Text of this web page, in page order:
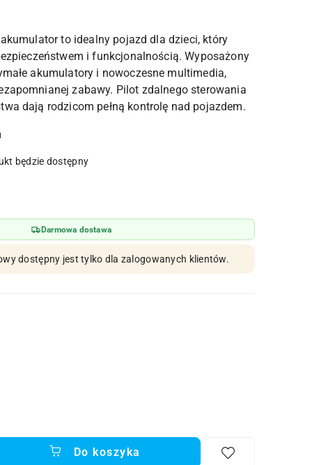
to idealny pojazd dla dzieci, który
i funkcjonalnością. Wyposażony
akumulatory i nowoczesne multimedia,
zabawy. Pilot zdalnego sterowania
dają rodzicom pełną kontrolę nad pojazdem.
będzie dostępny
Darmowa dostawa
dostępny jest tylko dla zalogowanych klientów.
Do koszyka